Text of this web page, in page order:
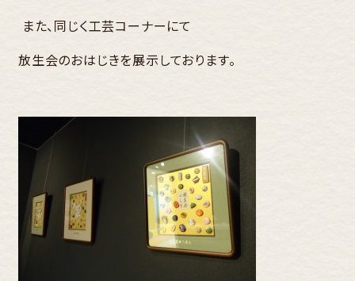
また、同じく工芸コーナーにて
放生会のおはじきを展示しております。